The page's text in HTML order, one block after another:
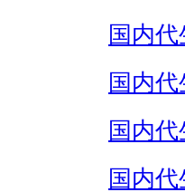
国内代
国内
国内
国内